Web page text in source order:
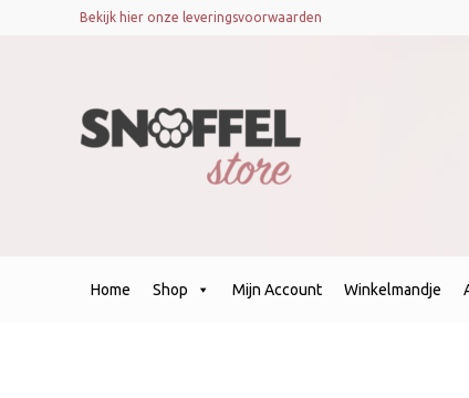
Bekijk hier onze leveringsvoorwaarden
Home Shop Mijn Account Winkelmandje